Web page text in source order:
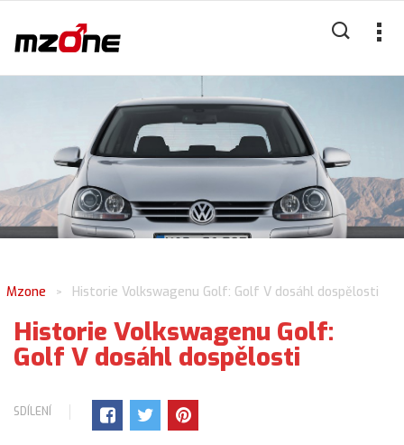
Mzone > Historie Volkswagenu Golf: Golf V dosáhl dospělosti
Historie Volkswagenu Golf:
Golf V dosáhl dospělosti
SDÍLENÍ